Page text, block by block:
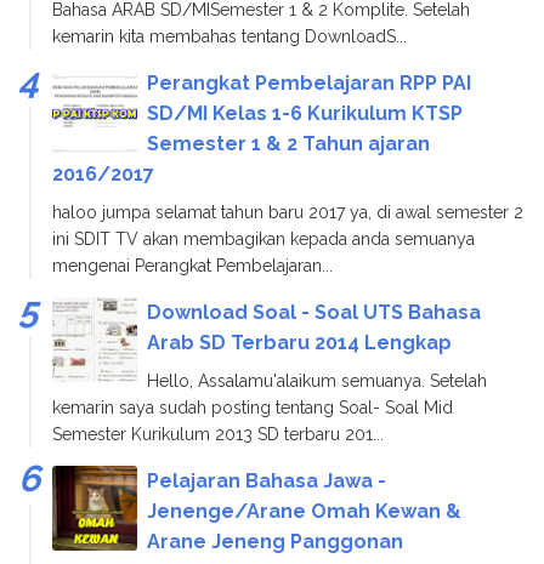
Bahasa ARAB SD/MISemester 1 & 2 Komplite. Setelah
kemarin kita membahas tentang DownloadS...
Perangkat Pembelajaran RPP PAI
SD/MI Kelas 1-6 Kurikulum KTSP
Semester 1 & 2 Tahun ajaran
2016/2017
haloo jumpa selamat tahun baru 2017 ya, di awal semester 2
ini SDIT TV akan membagikan kepada anda semuanya
mengenai Perangkat Pembelajaran...
Download Soal - Soal UTS Bahasa
Arab SD Terbaru 2014 Lengkap
Hello, Assalamu'alaikum semuanya. Setelah
kemarin saya sudah posting tentang Soal- Soal Mid
Semester Kurikulum 2013 SD terbaru 201...
Pelajaran Bahasa Jawa -
Jenenge/Arane Omah Kewan &
Arane Jeneng Panggonan